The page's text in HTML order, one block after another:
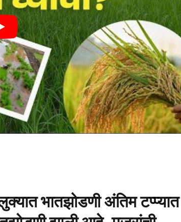
भातझोडणी अंतिम टप्प्यात